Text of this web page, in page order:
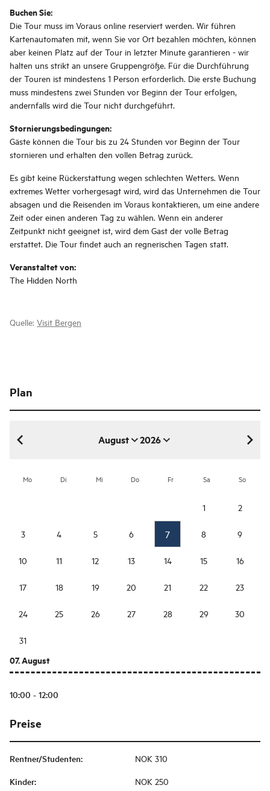
Buchen Sie:
Die Tour muss im Voraus online reserviert werden. Wir führen
Kartenautomaten mit, wenn Sie vor Ort bezahlen möchten, können
aber keinen Platz auf der Tour in letzter Minute garantieren - wir
halten uns strikt an unsere Gruppengröße. Für die Durchführung
der Touren ist mindestens 1 Person erforderlich. Die erste Buchung
muss mindestens zwei Stunden vor Beginn der Tour erfolgen,
andernfalls wird die Tour nicht durchgeführt.
Stornierungsbedingungen:
Gäste können die Tour bis zu 24 Stunden vor Beginn der Tour
stornieren und erhalten den vollen Betrag zurück.
Es gibt keine Rückerstattung wegen schlechten Wetters. Wenn
extremes Wetter vorhergesagt wird, wird das Unternehmen die Tour
absagen und die Reisenden im Voraus kontaktieren, um eine andere
Zeit oder einen anderen Tag zu wählen. Wenn ein anderer
Zeitpunkt nicht geeignet ist, wird dem Gast der volle Betrag
erstattet. Die Tour findet auch an regnerischen Tagen statt.
Veranstaltet von:
The Hidden North
Quelle: Visit Bergen
Plan
August 2026
August 2026
Mo Di Mi Do Fr Sa So
1 2
3 4 5 6 7 8 9
10 11 12 13 14 15 16
17 18 19 20 21 22 23
24 25 26 27 28 29 30
31
07. August
10:00 - 12:00
Preise
Rentner/Studenten: NOK 310
Kinder: NOK 250